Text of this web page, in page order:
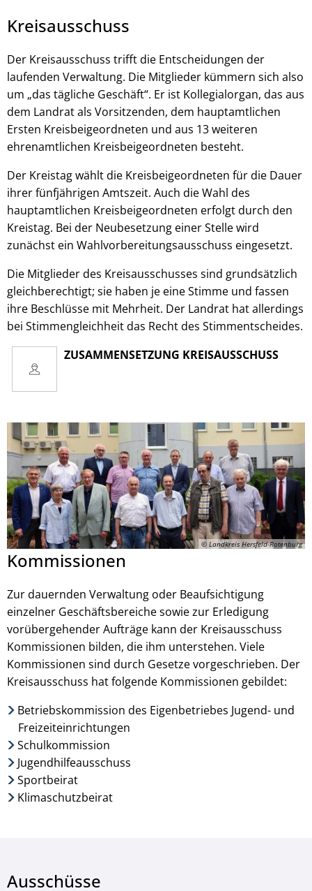
Kreisausschuss
Der Kreisausschuss trifft die Entscheidungen der
laufenden Verwaltung. Die Mitglieder kümmern sich also
um „das tägliche Geschäft“. Er ist Kollegialorgan, das aus
dem Landrat als Vorsitzenden, dem hauptamtlichen
Ersten Kreisbeigeordneten und aus 13 weiteren
ehrenamtlichen Kreisbeigeordneten besteht.
Der Kreistag wählt die Kreisbeigeordneten für die Dauer
ihrer fünfjährigen Amtszeit. Auch die Wahl des
hauptamtlichen Kreisbeigeordneten erfolgt durch den
Kreistag. Bei der Neubesetzung einer Stelle wird
zunächst ein Wahlvorbereitungsausschuss eingesetzt.
Die Mitglieder des Kreisausschusses sind grundsätzlich
gleichberechtigt; sie haben je eine Stimme und fassen
ihre Beschlüsse mit Mehrheit. Der Landrat hat allerdings
bei Stimmengleichheit das Recht des Stimmentscheides.
ZUSAMMENSETZUNG KREISAUSSCHUSS
© Landkreis Hersfeld-Rotenburg
Kommissionen
Zur dauernden Verwaltung oder Beaufsichtigung
einzelner Geschäftsbereiche sowie zur Erledigung
vorübergehender Aufträge kann der Kreisausschuss
Kommissionen bilden, die ihm unterstehen. Viele
Kommissionen sind durch Gesetze vorgeschrieben. Der
Kreisausschuss hat folgende Kommissionen gebildet:
Betriebskommission des Eigenbetriebes Jugend- und
Freizeiteinrichtungen
Schulkommission
Jugendhilfeausschuss
Sportbeirat
Klimaschutzbeirat
Ausschüsse